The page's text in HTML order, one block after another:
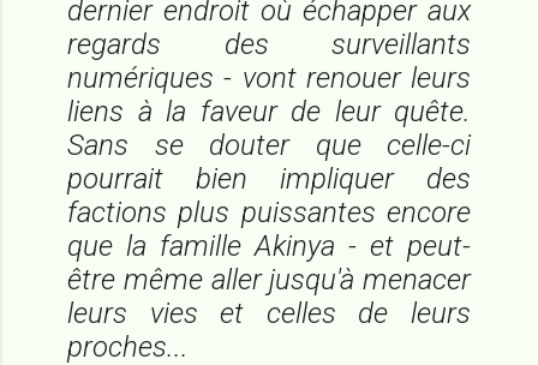
dernier endroit où échapper aux
regards des surveillants
numériques - vont renouer leurs
liens à la faveur de leur quête.
Sans se douter que celle-ci
pourrait bien impliquer des
factions plus puissantes encore
que la famille Akinya - et peut-
être même aller jusqu'à menacer
leurs vies et celles de leurs
proches...